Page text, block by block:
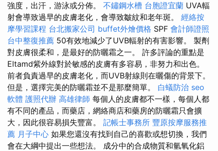
強度，出汗，游泳或分佈。 不鏽鋼水槽 台胞證宜蘭 UVA輻
射會導致過早的皮膚老化，會導致皺紋和老年斑。 經絡按
摩學習課程 台北搬家公司 buffet外燴價格 SPF 會計師證照
台中整復推薦 50有效地減少了UVB輻射的有害影響。 製劑
對皮膚很柔和，是最好的防曬霜之一。 許多評論的重點是
Eltamd紫外線對於敏感的皮膚有多容易，非努力和出色。
前者負責過早的皮膚老化，而UVB射線則在曬傷的背景下。
但是，選擇完美的防曬霜並不是那麼簡單。 白蟻防治 seo
軟體 護照代辦 高雄律師 每個人的皮膚都不一樣，每個人都
有不同的產品，而藥店，網絡商店和藥房的防曬霜只會擴
大，因此很容易損失豐富。 記帳士事務所 豐原按摩服務推
薦 月子中心 如果您還沒有找到自己的喜歡或想切換，我們
會在大綱中提出一些想法。 成分中的合成物質和氫氧化鋁